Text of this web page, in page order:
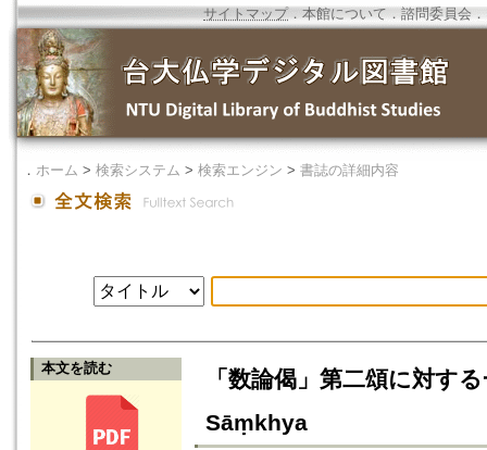
サイトマップ．本館について ． 諮問委員会 ．
． ホーム > 検索システム > 検索エンジン > 書誌の詳細内容
本文を読む
「数論偈」第二頌に対す
Sāṃkhya